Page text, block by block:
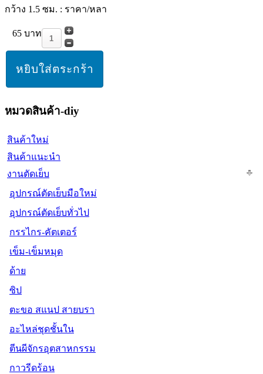
กว้าง 1.5 ซม. : ราคา/หลา
65 บาท
หมวดสินค้า-diy
สินค้าใหม่
สินค้าแนะนำ
งานตัดเย็บ
อุปกรณ์ตัดเย็บมือใหม่
อุปกรณ์ตัดเย็บทั่วไป
กรรไกร-คัตเตอร์
เข็ม-เข็มหมุด
ด้าย
ซิป
ตะขอ สแนป สายบรา
อะไหล่ชุดชั้นใน
ตีนผีจักรอุตสาหกรรม
กาวรีดร้อน